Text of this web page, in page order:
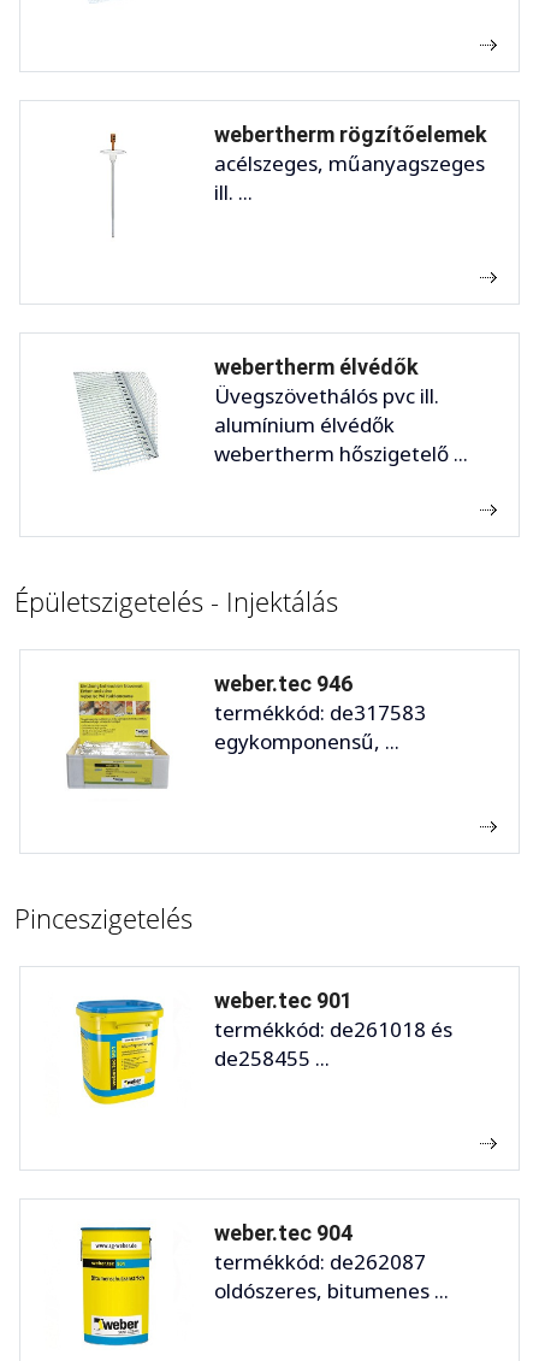
webertherm rögzítőelemek
acélszeges, műanyagszeges
ill. ...
webertherm élvédők
Üvegszövethálós pvc ill.
alumínium élvédők
webertherm hőszigetelő ...
Épületszigetelés - Injektálás
weber.tec 946
termékkód: de317583
egykomponensű, ...
Pinceszigetelés
weber.tec 901
termékkód: de261018 és
de258455 ...
weber.tec 904
termékkód: de262087
oldószeres, bitumenes ...